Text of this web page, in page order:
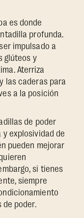
es donde
profunda.
impulsado a
glúteos y
Aterriza
las caderas para
a la posición
de poder
explosividad de
pueden mejorar
si tienes
siempre
poder.